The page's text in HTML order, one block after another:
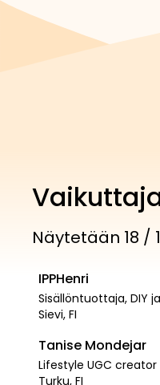
Näytetään 18 /
3.3t
IPPHenri
Sievi, FI
19
Tanise Mondejar
Lifestyle UGC creator
Turku, FI
1.3